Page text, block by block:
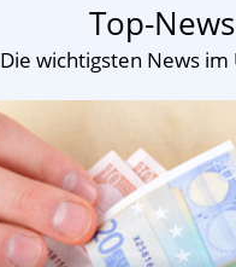
Top-News
Die wichtigsten News im